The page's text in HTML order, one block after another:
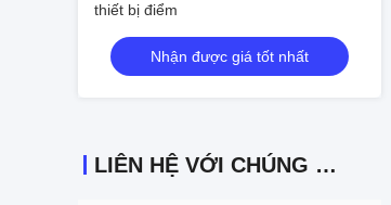
thiết bị điểm
Nhận được giá tốt nhất
LIÊN HỆ VỚI CHÚNG TÔI